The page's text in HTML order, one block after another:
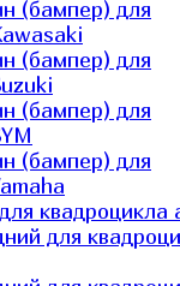
(бампер) для
(бампер) для
(бампер) для
(бампер) для
квадроцикла
для